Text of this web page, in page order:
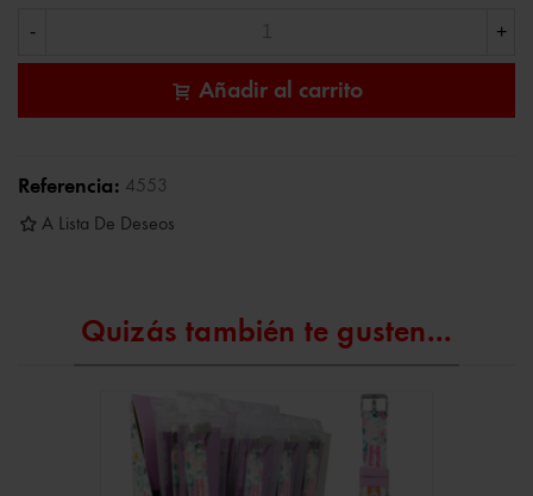
- +
Añadir al carrito
Referencia: 4553
A Lista De Deseos
Quizás también te gusten...